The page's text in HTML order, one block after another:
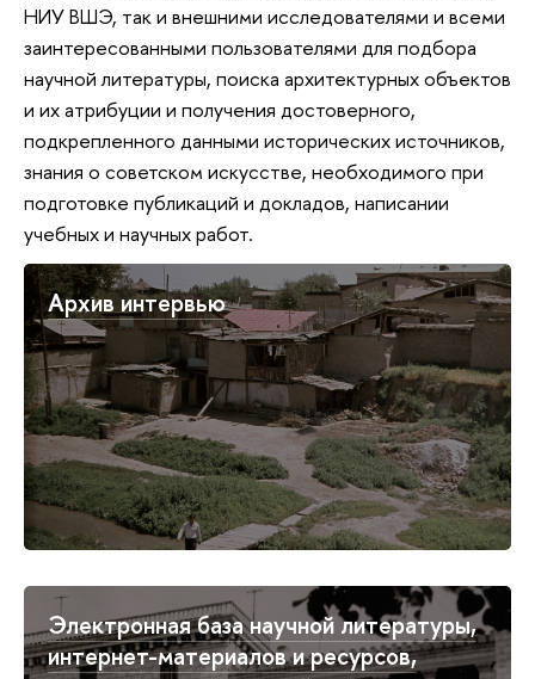
НИУ ВШЭ, так и внешними исследователями и всеми
заинтересованными пользователями для подбора
научной литературы, поиска архитектурных объектов
и их атрибуции и получения достоверного,
подкрепленного данными исторических источников,
знания о советском искусстве, необходимого при
подготовке публикаций и докладов, написании
учебных и научных работ.
Архив интервью
Электронная база научной литературы,
интернет-материалов и ресурсов,